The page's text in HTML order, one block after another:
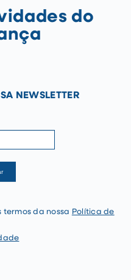
do
NEWSLETTER
termos da nossa Política de